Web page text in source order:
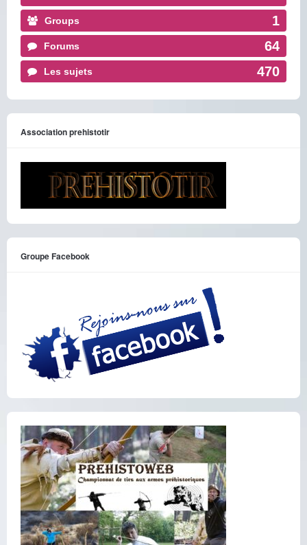
Groups 1
Forums 64
Les sujets 470
Association prehistotir
Groupe Facebook